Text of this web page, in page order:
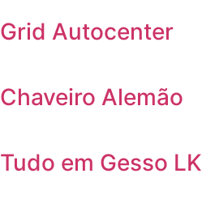
Grid Autocenter
Chaveiro Alemão
Tudo em Gesso LK